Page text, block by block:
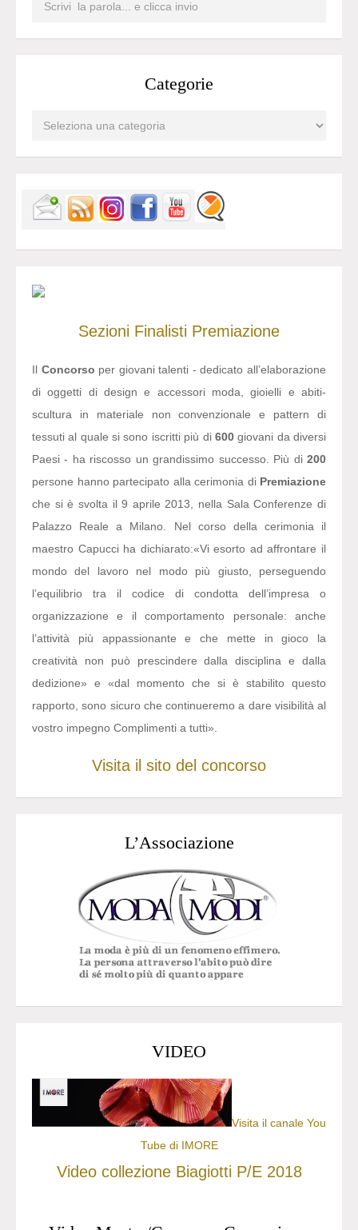
Categorie
Sezioni Finalisti Premiazione
Il Concorso per giovani talenti - dedicato all’elaborazione
di oggetti di design e accessori moda, gioielli e abiti-
scultura in materiale non convenzionale e pattern di
tessuti al quale si sono iscritti più di 600giovani da diversi
Paesi - ha riscosso un grandissimo successo. Più di 200
persone hanno partecipato alla cerimonia di Premiazione
che si è svolta il 9 aprile 2013, nella Sala Conferenze di
Palazzo Reale a Milano. Nel corso della cerimonia il
maestro Capucci ha dichiarato:«Vi esorto ad affrontare il
mondo del lavoro nel modo più giusto, perseguendo
l’equilibrio tra il codice di condotta dell’impresa o
organizzazione e il comportamento personale: anche
l’attività più appassionante e che mette in gioco la
creatività non può prescindere dalla disciplina e dalla
dedizione» e «dal momento che si è stabilito questo
rapporto, sono sicuro che continueremo a dare visibilità al
vostro impegno Complimenti a tutti».
Visita il sito del concorso
L’Associazione
VIDEO
Visita il canale You
Tube di IMORE
Video collezione Biagiotti P/E 2018